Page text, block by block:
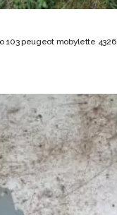
103 peugeot mobylette 4326